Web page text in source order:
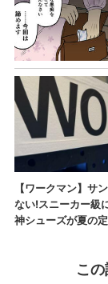
こ